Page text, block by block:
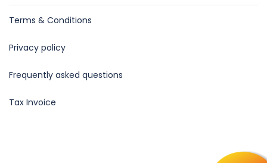
Terms & Conditions
Privacy policy
Frequently asked questions
Tax Invoice